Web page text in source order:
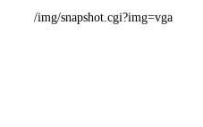
/img/snapshot.cgi?img=vga